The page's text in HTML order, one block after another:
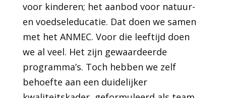
voor kinderen; het aanbod voor natuur-
en voedseleducatie. Dat doen we samen
met het ANMEC. Voor die leeftijd doen
we al veel. Het zijn gewaardeerde
programma’s. Toch hebben we zelf
behoefte aan een duidelijker